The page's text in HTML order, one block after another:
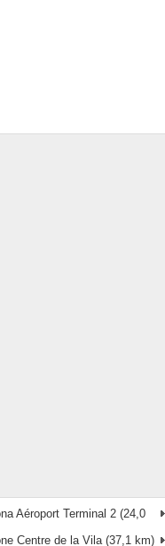
Aéroport Terminal 2 (24,0
Centre de la Vila (37,1 km)